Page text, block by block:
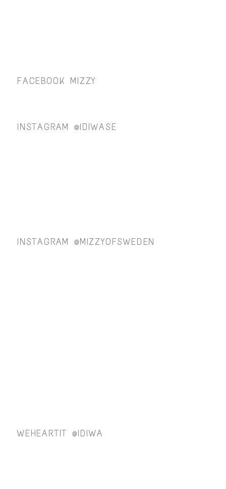
FACEBOOK MIZZY
INSTAGRAM @IDIWASE
INSTAGRAM @MIZZYOFSWEDEN
WEHEARTIT @IDIWA